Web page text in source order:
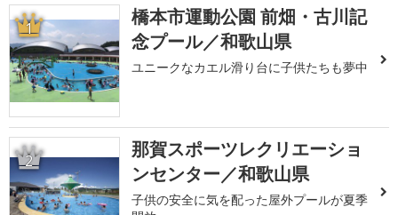
1
橋本市運動公園 前畑・古川記
念プール／和歌山県
ユニークなカエル滑り台に子供たちも夢中
2
那賀スポーツレクリエーショ
ンセンター／和歌山県
子供の安全に気を配った屋外プールが夏季